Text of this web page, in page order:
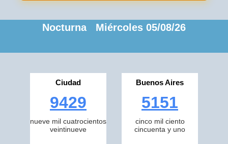
Nocturna Miércoles 05/08/26
Ciudad
9429
nueve mil cuatrocientos
veintinueve
Buenos Aires
5151
cinco mil ciento
cincuenta y uno